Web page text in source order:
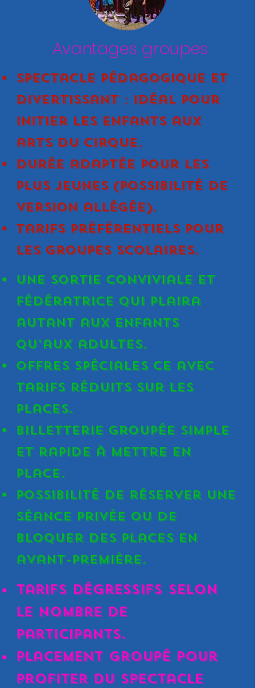
Avantages groupes
Spectacle pédagogique et
divertissant : idéal pour
initier les enfants aux
arts du cirque.
Durée adaptée pour les
plus jeunes (possibilité de
version allégée).
Tarifs préférentiels pour
les groupes scolaires.
Une sortie conviviale et
fédératrice qui plaira
autant aux enfants
qu’aux adultes.
Offres spéciales CE avec
tarifs réduits sur les
places.
Billetterie groupée simple
et rapide à mettre en
place.
Possibilité de réserver une
séance privée ou de
bloquer des places en
avant-première.
Tarifs dégressifs selon
le nombre de
participants.​
Placement groupé pour
profiter du spectacle